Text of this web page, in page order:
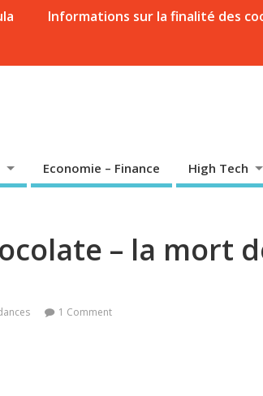
Informations sur la finalité des
Economie – Finance High Tech
– la mort
1 Comment